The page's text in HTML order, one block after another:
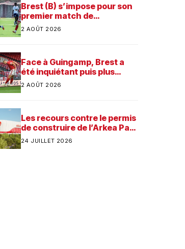
Brest (B) s’impose pour son
premier match de
préparation
2 AOÛT 2026
Face à Guingamp, Brest a
été inquiétant puis plus
consistant
2 AOÛT 2026
Les recours contre le permis
de construire de l’Arkea Park
ont été rejetés par la justice.
24 JUILLET 2026